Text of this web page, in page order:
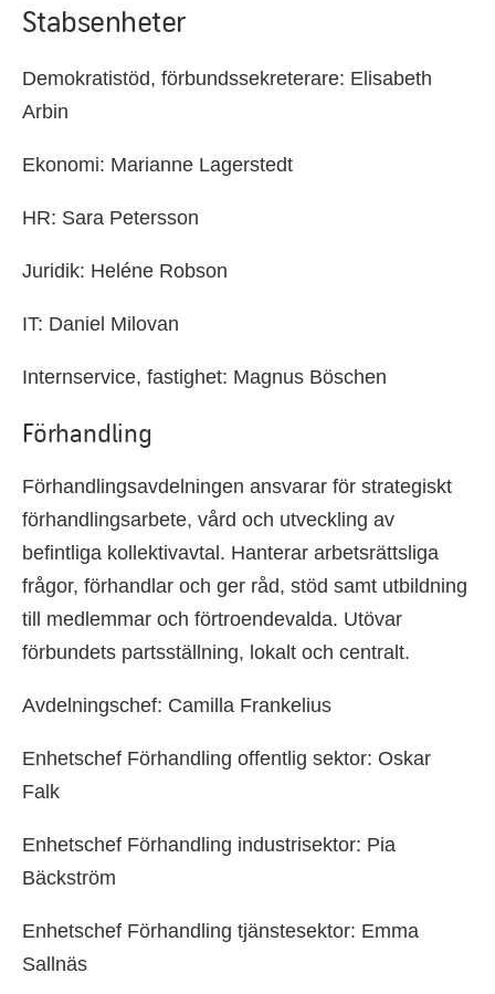
Stabsenheter
Demokratistöd, förbundssekreterare: Elisabeth
Arbin
Ekonomi: Marianne Lagerstedt
HR: Sara Petersson
Juridik: Heléne Robson
IT: Daniel Milovan
Internservice, fastighet: Magnus Böschen
Förhandling
Förhandlingsavdelningen ansvarar för strategiskt
förhandlingsarbete, vård och utveckling av
befintliga kollektivavtal. Hanterar arbetsrättsliga
frågor, förhandlar och ger råd, stöd samt utbildning
till medlemmar och förtroendevalda. Utövar
förbundets partsställning, lokalt och centralt.
Avdelningschef: Camilla Frankelius
Enhetschef Förhandling offentlig sektor: Oskar
Falk
Enhetschef Förhandling industrisektor: Pia
Bäckström
Enhetschef Förhandling tjänstesektor: Emma
Sallnäs